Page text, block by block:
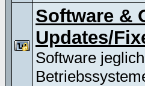
Software &
Updates/
Software